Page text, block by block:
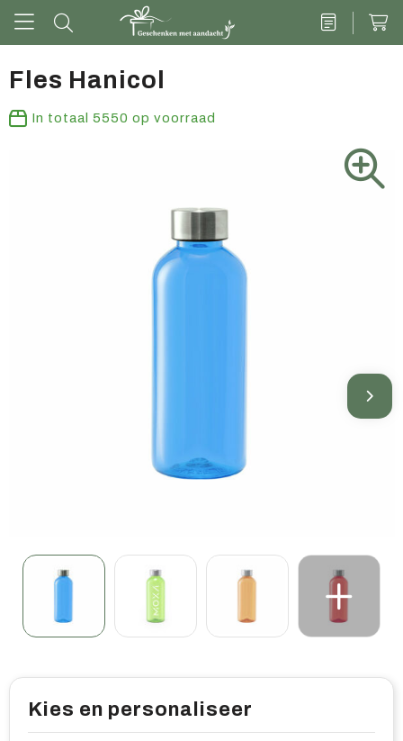
Vrije tijd & outdoor
Overige relatiegeschenken
Fles Hanicol
In totaal 5550 op voorraad
Kies en personaliseer